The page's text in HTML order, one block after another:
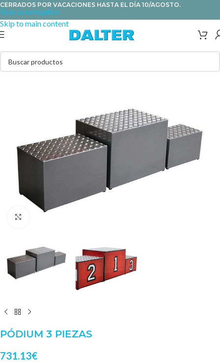
Skip to navigation
Skip to main content
CERRADOS POR VACACIONES HASTA EL DÍA 10/AGOSTO.
PÓDIUM 3 PIEZAS
731.13€